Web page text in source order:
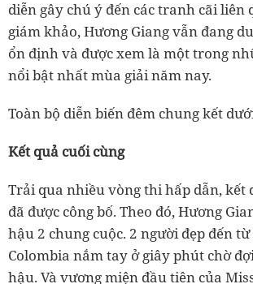
diễn gây chú ý đến các tranh cãi liên
giám khảo, Hương Giang vẫn đang
ổn định và được xem là một trong
nổi bật nhất mùa giải năm nay.
Toàn bộ diễn biến đêm chung kết
Kết quả cuối cùng
Trải qua nhiều vòng thi hấp dẫn, kết
đã được công bố. Theo đó, Hương
hậu 2 chung cuộc. 2 người đẹp đến
Colombia nắm tay ở giây phút chờ
hậu. Và vương miện đầu tiên của